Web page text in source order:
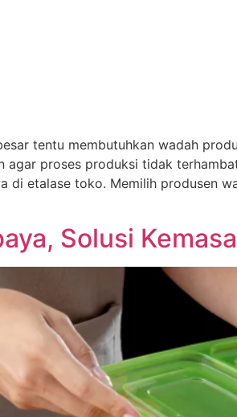
tentu membutuhkan wadah
agar proses produksi tidak
di etalase toko. Memilih produsen
Solusi